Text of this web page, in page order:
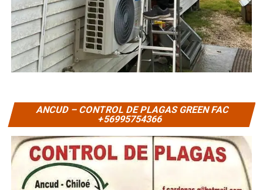
ANCUD – CONTROL DE PLAGAS GREEN FAC
+56995754366